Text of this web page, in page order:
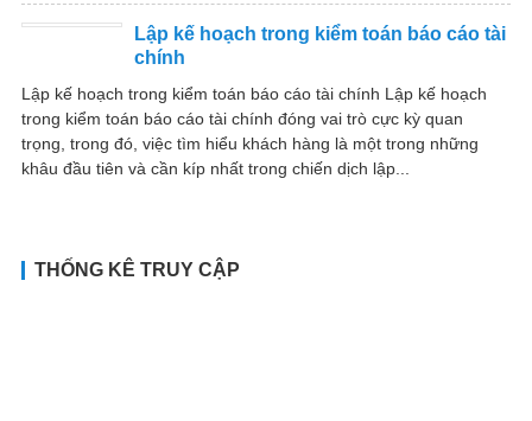
Lập kế hoạch trong kiểm toán báo cáo tài
chính
Lập kế hoạch trong kiểm toán báo cáo tài chính Lập kế hoạch
trong kiểm toán báo cáo tài chính đóng vai trò cực kỳ quan
trọng, trong đó, việc tìm hiểu khách hàng là một trong những
khâu đầu tiên và cần kíp nhất trong chiến dịch lập...
THỐNG KÊ TRUY CẬP